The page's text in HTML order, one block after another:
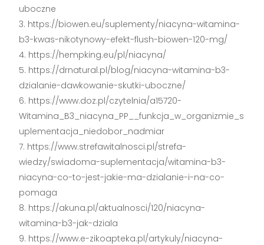
uboczne
https://biowen.eu/suplementy/niacyna-witamina-
b3-kwas-nikotynowy-efekt-flush-biowen-120-mg/
https://hempking.eu/pl/niacyna/
https://drnatural.pl/blog/niacyna-witamina-b3-
dzialanie-dawkowanie-skutki-uboczne/
https://www.doz.pl/czytelnia/a15720-
Witamina_B3_niacyna_PP__funkcja_w_organizmie_s
uplementacja_niedobor_nadmiar
https://www.strefawitalnosci.pl/strefa-
wiedzy/swiadoma-suplementacja/witamina-b3-
niacyna-co-to-jest-jakie-ma-dzialanie-i-na-co-
pomaga
https://akuna.pl/aktualnosci/120/niacyna-
witamina-b3-jak-dziala
https://www.e-zikoapteka.pl/artykuly/niacyna-